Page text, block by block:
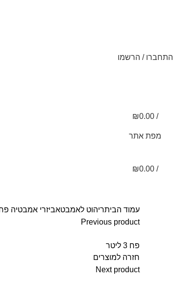
התחברו / הרשמו
/
₪0.00
מפת אתר
/
₪0.00
עמוד הביתריהוט לאמבטאביזרי אמבטיה פח 3
Previous product
פח 3 ליטר
חזרה למוצרים
Next product